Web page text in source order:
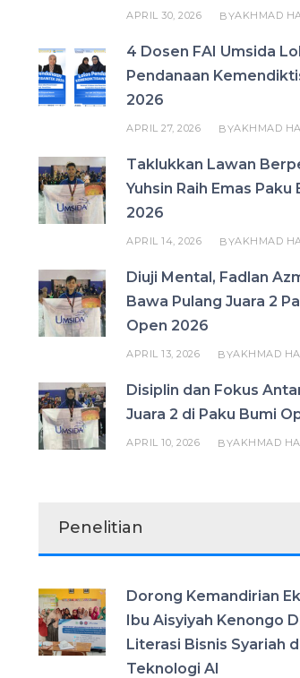
APRIL 30, 2026 BYAKHMAD
4 Dosen FAI Umsida
Pendanaan
2026
APRIL 27, 2026 BYAKHMAD
Taklukkan Lawan
Yuhsin Raih Emas Paku
2026
APRIL 14, 2026 BYAKHMAD
Diuji Mental, Fadlan
Bawa Pulang Juara 2
Open 2026
APRIL 13, 2026 BYAKHMAD
Disiplin dan Fokus
Juara 2 di Paku Bumi
APRIL 10, 2026 BYAKHMAD
Penelitian
Dorong Kemandirian
Ibu Aisyiyah Kenongo
Literasi Bisnis Syariah
Teknologi AI